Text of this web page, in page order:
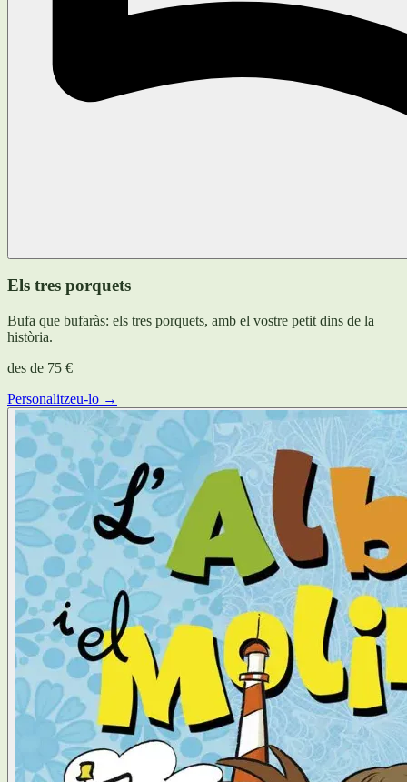
Els tres porquets
Bufa que bufaràs: els tres porquets, amb el vostre petit dins de la
història.
des de 75 €
Personalitzeu-lo →